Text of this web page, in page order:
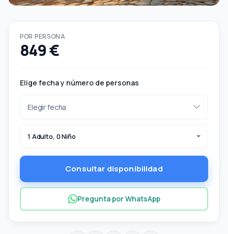
POR PERSONA
849 €
Elige fecha y número de personas
1 Adulto, 0 Niño
Consultar disponibilidad
Pregunta por WhatsApp